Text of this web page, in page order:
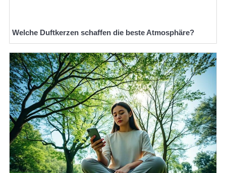
Welche Duftkerzen schaffen die beste Atmosphäre?